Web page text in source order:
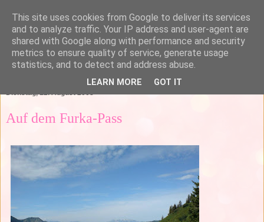
Dienstag, 12. August 2008
Auf dem Furka-Pass
This site uses cookies from Google to deliver its services
and to analyze traffic. Your IP address and user-agent are
shared with Google along with performance and security
metrics to ensure quality of service, generate usage
statistics, and to detect and address abuse.
LEARN MORE GOT IT